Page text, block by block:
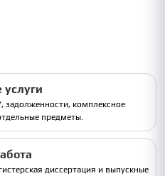
задолженности, комплексное
предметы.
диссертация и выпускные